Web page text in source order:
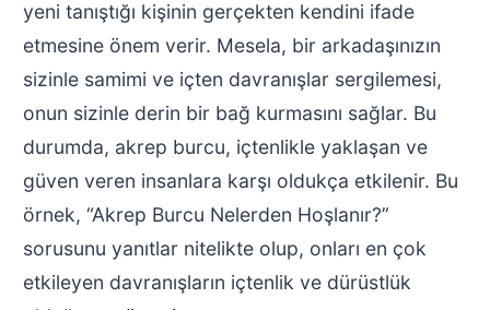
yeni tanıştığı kişinin gerçekten kendini ifade
etmesine önem verir. Mesela, bir arkadaşınızın
sizinle samimi ve içten davranışlar sergilemesi,
onun sizinle derin bir bağ kurmasını sağlar. Bu
durumda, akrep burcu, içtenlikle yaklaşan ve
güven veren insanlara karşı oldukça etkilenir. Bu
örnek, “Akrep Burcu Nelerden Hoşlanır?”
sorusunu yanıtlar nitelikte olup, onları en çok
etkileyen davranışların içtenlik ve dürüstlük